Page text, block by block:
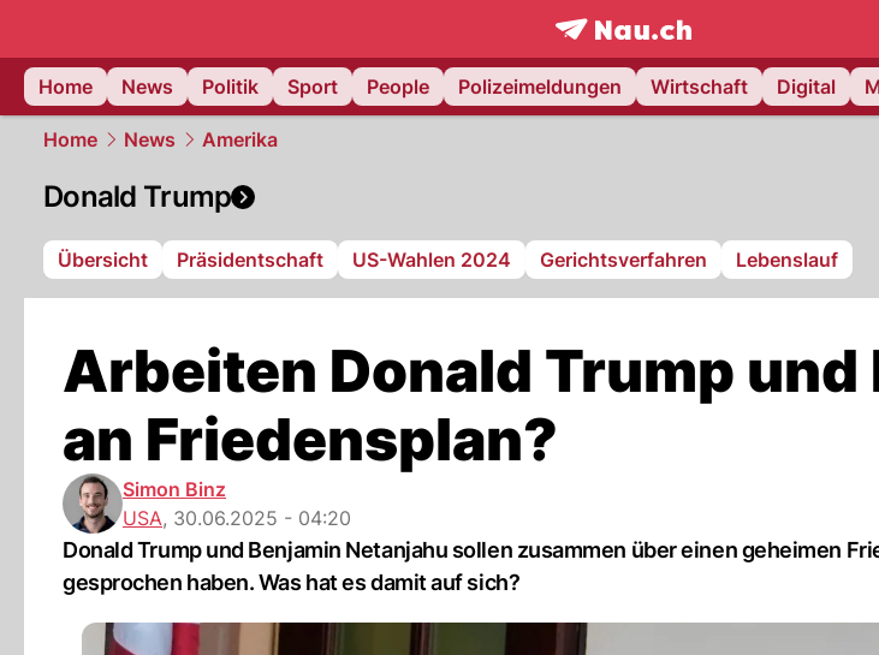
frontpage.NAU.ch
Home
News Politik Sport People Polizeimeldungen Wirtschaft Digital
Home News Amerika
Donald Trump
Übersicht Präsidentschaft US-Wahlen 2024 Gerichtsverfahren Lebenslauf
Arbeiten Donald Trump und
an Friedensplan?
Simon Binz
USA, 30.06.2025 - 04:20
Donald Trump und Benjamin Netanjahu sollen zusammen über einen geheimen
gesprochen haben. Was hat es damit auf sich?